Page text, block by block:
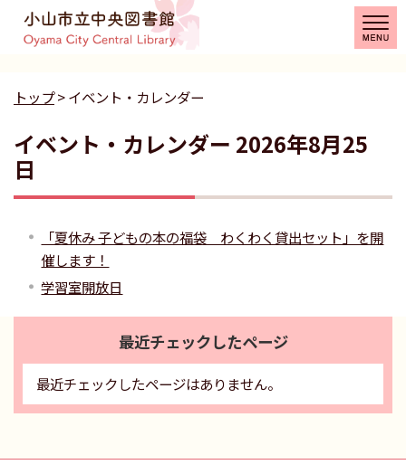
トップ> イベント・カレンダー
イベント・カレンダー 2026年8月25
日
「夏休み 子どもの本の福袋 わくわく貸出セット」を開
催します！
学習室開放日
最近チェックしたページ
最近チェックしたページはありません。